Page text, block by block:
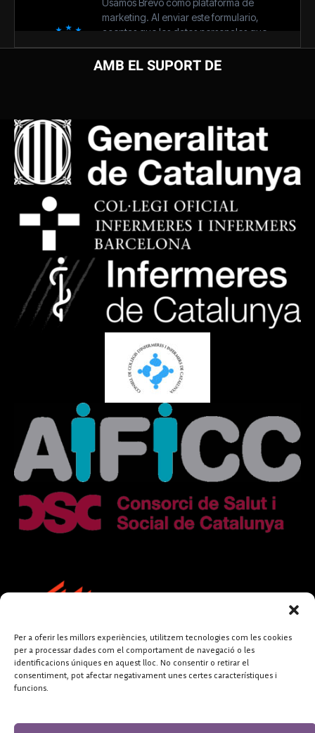
Per a oferir les millors experiències, utilitzem tecnologies com les cookies
per a processar dades com el comportament de navegació o les
identificacions úniques en aquest lloc. No consentir o retirar el
consentiment, pot afectar negativament unes certes característiques i
funcions.
AMB EL SUPORT DE
FUNDACIÓ